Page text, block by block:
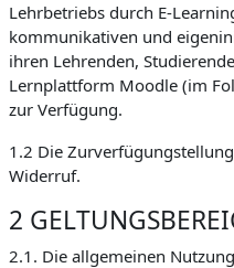
Lehrbetriebs durch E-
kommunikativen und
ihren Lehrenden,
Lernplattform Moodle (im
zur Verfügung.
1.2 Die
Widerruf.
2
2.1. Die allgemeinen